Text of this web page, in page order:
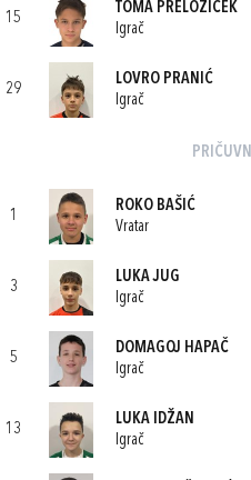
15
TOMA PRELOŽIČEK
Igrač
29
LOVRO PRANIĆ
Igrač
1
ROKO BAŠIĆ
Vratar
3
LUKA JUG
Igrač
5
DOMAGOJ HAPAČ
Igrač
13
LUKA IDŽAN
Igrač